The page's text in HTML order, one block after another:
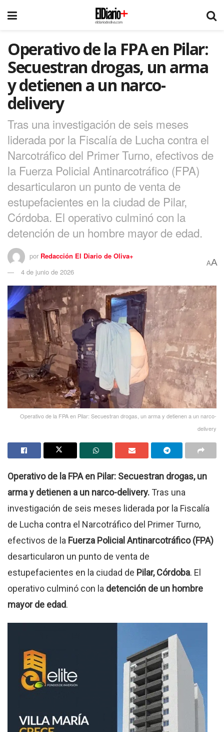
Operativo de la FPA en Pilar:
Secuestran drogas, un arma
y detienen a un narco-
delivery
Tras una investigación de seis meses
liderada por la Fiscalía de Lucha contra el
Narcotráfico del Primer Turno, efectivos de
la Fuerza Policial Antinarcotráfico (FPA)
desarticularon un punto de venta de
estupefacientes en la ciudad de Pilar,
Córdoba. El operativo culminó con la
detención de un hombre mayor de edad.
por Redacción El Diario de Oliva+
4 de junio de 2026
AA
Operativo de la FPA en Pilar: Secuestran drogas, un arma y detienen a un narco-
delivery
Operativo de la FPA en Pilar: Secuestran drogas, un
arma y detienen a un narco-delivery. Tras una
investigación de seis meses liderada por la Fiscalía
de Lucha contra el Narcotráfico del Primer Turno,
efectivos de la Fuerza Policial Antinarcotráfico (FPA)
desarticularon un punto de venta de
estupefacientes en la ciudad de Pilar, Córdoba. El
operativo culminó con la detención de un hombre
mayor de edad.